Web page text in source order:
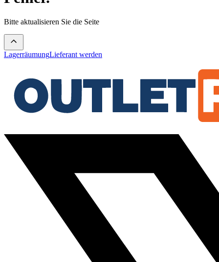
Bitte aktualisieren Sie die Seite
LagerräumungLieferant werden